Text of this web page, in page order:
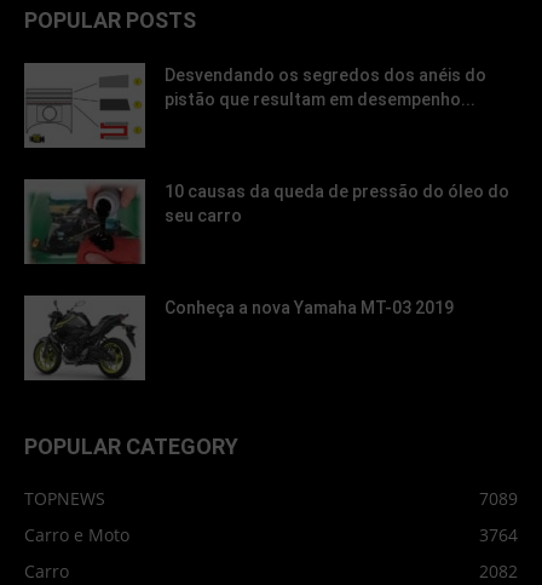
POPULAR POSTS
Desvendando os segredos dos anéis do
pistão que resultam em desempenho...
10 causas da queda de pressão do óleo do
seu carro
Conheça a nova Yamaha MT-03 2019
POPULAR CATEGORY
TOPNEWS
7089
Carro e Moto
3764
Carro
2082